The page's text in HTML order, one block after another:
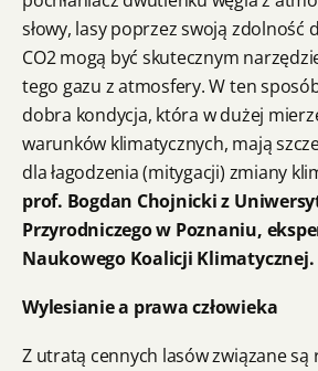
słowy, lasy poprzez swoją zdolność
CO2 mogą być skutecznym
tego gazu z atmosfery. W ten
dobra kondycja, która w dużej
warunków klimatycznych, mają
dla łagodzenia (mitygacji) zmiany
prof. Bogdan Chojnicki z
Przyrodniczego w Poznaniu,
Naukowego Koalicji Klimatycznej.
Wylesianie a prawa człowieka
Z utratą cennych lasów związane